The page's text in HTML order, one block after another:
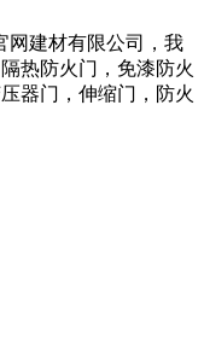
网建材有限公司，我
热防火门，免漆防火
器门，伸缩门，防火